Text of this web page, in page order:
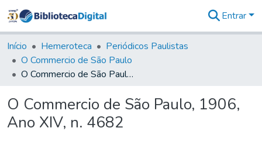
&
Coleções
Tudo na
Biblioteca
Estatísticas
Entrar
Início Hemeroteca
Periódicos Paulistas
O Commercio de São Paulo
O Commercio de São Paulo, 1906, Ano XIV, n. 4682
O Commercio de São Paulo, 1906,
Ano XIV, n. 4682